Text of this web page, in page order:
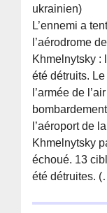
ukrainien)
L’ennemi a
l’aérodrome
Khmelnytsky :
été détruits.
l’armée de
l’aéroport de
Khmelnytsky
échoué. 13
été détruites.